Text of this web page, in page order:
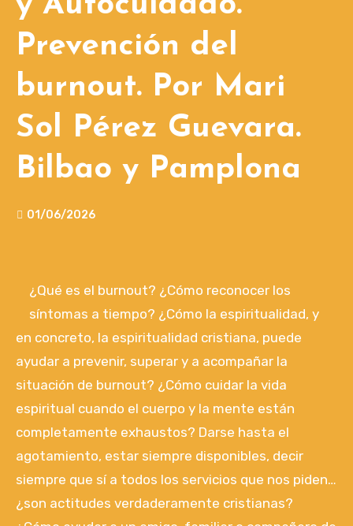
Prevención del
burnout. Por Mari
Sol Pérez Guevara.
Bilbao y Pamplona
01/06/2026
¿Qué es el burnout? ¿Cómo reconocer los
síntomas a tiempo? ¿Cómo la espiritualidad, y
en concreto, la espiritualidad cristiana, puede
ayudar a prevenir, superar y a acompañar la
situación de burnout? ¿Cómo cuidar la vida
espiritual cuando el cuerpo y la mente están
completamente exhaustos? Darse hasta el
agotamiento, estar siempre disponibles, decir
siempre que sí a todos los servicios que nos piden…
¿son actitudes verdaderamente cristianas?